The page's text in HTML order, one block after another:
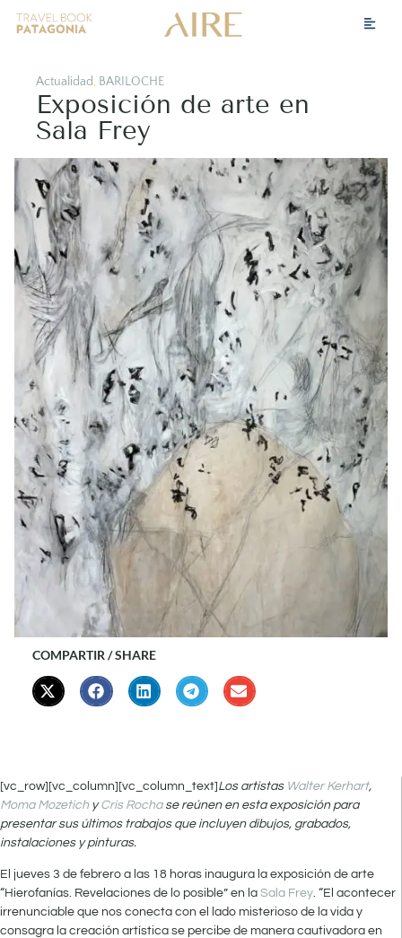
Actualidad, BARILOCHE
Exposición de arte en
Sala Frey
COMPARTIR / SHARE
[vc_row][vc_column][vc_column_text]Los artistas Walter Kerhart,
Moma Mozetich yCris Rochase reúnen en esta exposición para
presentar sus últimos trabajos que incluyen dibujos, grabados,
instalaciones y pinturas.
El jueves 3 de febrero a las 18 horas inaugura la exposición de arte
“Hierofanías. Revelaciones de lo posible” en la Sala Frey. “El acontecer
irrenunciable que nos conecta con el lado misterioso de la vida y
consagra la creación artística se percibe de manera cautivadora en